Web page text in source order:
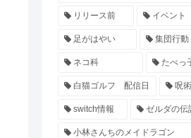
リリース前 イベント
足がはやい 集団行動
ネコ科 たべっ
白猫ゴルフ 配信日 呪
switch情報 ゼルダの伝
小林さんちのメイドラゴン